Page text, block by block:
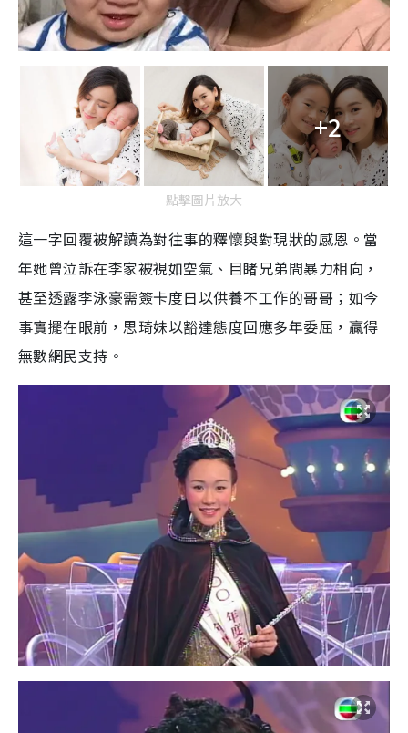
+2
點擊圖片放大
這一字回覆被解讀為對往事的釋懷與對現狀的感恩。當
年她曾泣訴在李家被視如空氣、目睹兄弟間暴力相向，
甚至透露李泳豪需簽卡度日以供養不工作的哥哥；如今
事實擺在眼前，思琦妹以豁達態度回應多年委屈，贏得
無數網民支持。